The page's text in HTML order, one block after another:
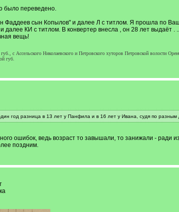
было переведено.
сын Копылов" и далее Л с титлом. Я прошла по
КИ с титлом. В конвертер внесла , он 28 лет выдаёт
вещь!
с Ассельского Николаевского и Петровского хуторов Петровской волости
губ.
год разница в 13 лет у Панфила и в 16 лет у Ивана, судя по разным
ошибок, ведь возраст то завышали, то занижали -
поздним.